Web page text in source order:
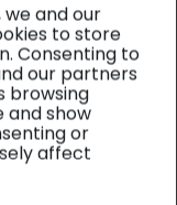
and our
to store
Consenting to
our partners
browsing
and show
or
affect